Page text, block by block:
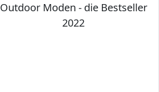
Outdoor Moden - die Bestseller
2022